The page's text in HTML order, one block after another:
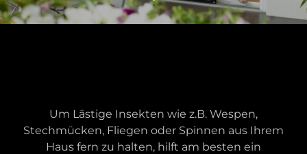
Um Lästige Insekten wie z.B. Wespen,
Stechmücken, Fliegen oder Spinnen aus Ihrem
Haus fern zu halten, hilft am besten ein